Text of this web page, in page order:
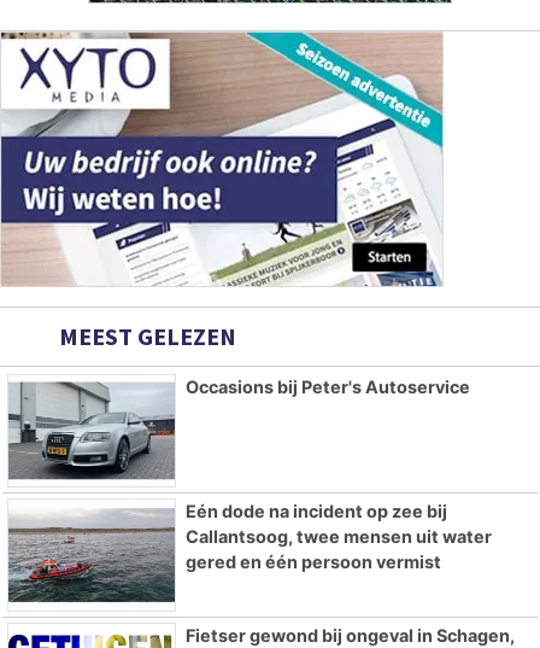
MEEST GELEZEN
Occasions bij Peter's Autoservice
Eén dode na incident op zee bij
Callantsoog, twee mensen uit water
gered en één persoon vermist
Fietser gewond bij ongeval in Schagen,